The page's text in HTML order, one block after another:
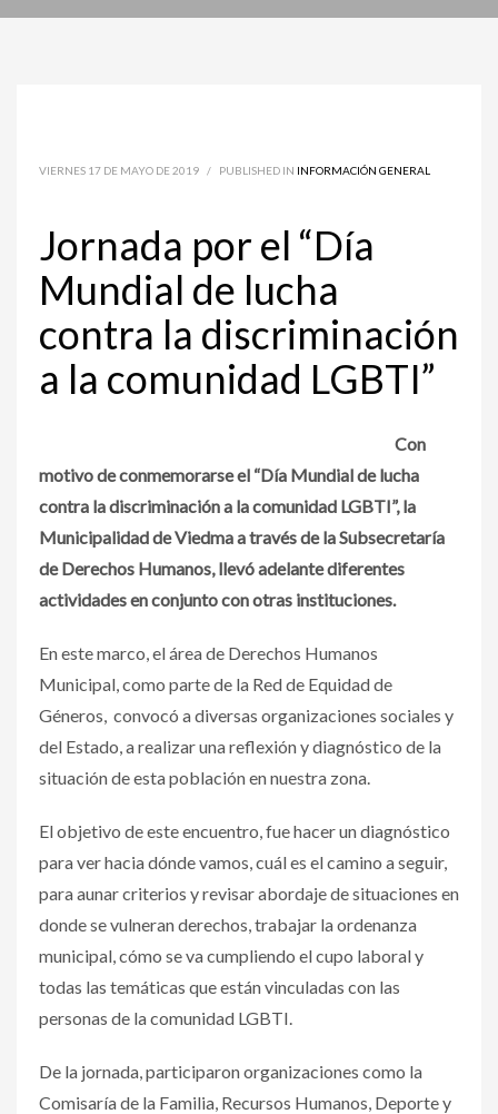
VIERNES 17 DE MAYO DE 2019 / PUBLISHED IN INFORMACIÓN GENERAL
Jornada por el “Día
Mundial de lucha
contra la discriminación
a la comunidad LGBTI”
Con
motivo de conmemorarse el “Día Mundial de lucha
contra la discriminación a la comunidad LGBTI”, la
Municipalidad de Viedma a través de la Subsecretaría
de Derechos Humanos, llevó adelante diferentes
actividades en conjunto con otras instituciones.
En este marco, el área de Derechos Humanos
Municipal, como parte de la Red de Equidad de
Géneros, convocó a diversas organizaciones sociales y
del Estado, a realizar una reflexión y diagnóstico de la
situación de esta población en nuestra zona.
El objetivo de este encuentro, fue hacer un diagnóstico
para ver hacia dónde vamos, cuál es el camino a seguir,
para aunar criterios y revisar abordaje de situaciones en
donde se vulneran derechos, trabajar la ordenanza
municipal, cómo se va cumpliendo el cupo laboral y
todas las temáticas que están vinculadas con las
personas de la comunidad LGBTI.
De la jornada, participaron organizaciones como la
Comisaría de la Familia, Recursos Humanos, Deporte y